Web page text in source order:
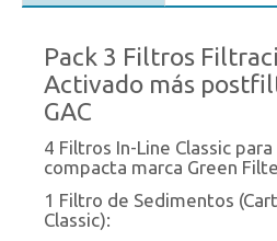
Pack 3 Filtros
Activado más
GAC
4 Filtros In-Line Classic
compacta marca Green
1 Filtro de Sedimentos
Classic):